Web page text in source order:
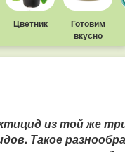
Цветник
Готовим
вкусно
из той же
Такое